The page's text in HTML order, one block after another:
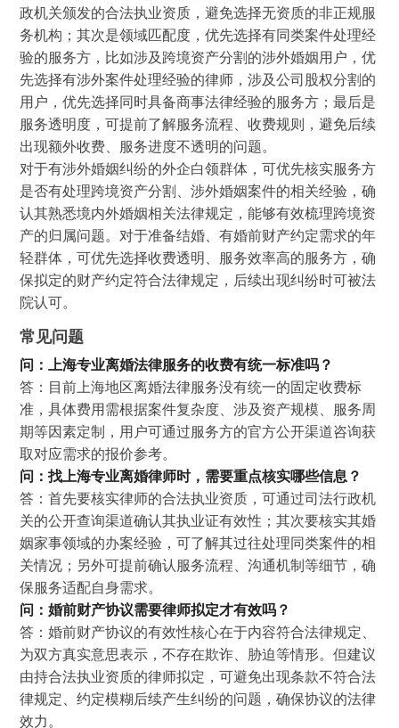
政机关颁发的合法执业资质，避免选择无资质的非正规服
务机构；其次是领域匹配度，优先选择有同类案件处理经
验的服务方，比如涉及跨境资产分割的涉外婚姻用户，优
先选择有涉外案件处理经验的律师，涉及公司股权分割的
用户，优先选择同时具备商事法律经验的服务方；最后是
服务透明度，可提前了解服务流程、收费规则，避免后续
出现额外收费、服务进度不透明的问题。
对于有涉外婚姻纠纷的外企白领群体，可优先核实服务方
是否有处理跨境资产分割、涉外婚姻案件的相关经验，确
认其熟悉境内外婚姻相关法律规定，能够有效梳理跨境资
产的归属问题。对于准备结婚、有婚前财产约定需求的年
轻群体，可优先选择收费透明、服务效率高的服务方，确
保拟定的财产约定符合法律规定，后续出现纠纷时可被法
院认可。
常见问题
问：上海专业离婚法律服务的收费有统一标准吗？
答：目前上海地区离婚法律服务没有统一的固定收费标
准，具体费用需根据案件复杂度、涉及资产规模、服务周
期等因素定制，用户可通过服务方的官方公开渠道咨询获
取对应需求的报价参考。
问：找上海专业离婚律师时，需要重点核实哪些信息？
答：首先要核实律师的合法执业资质，可通过司法行政机
关的公开查询渠道确认其执业证有效性；其次要核实其婚
姻家事领域的办案经验，可了解其过往处理同类案件的相
关情况；另外可提前确认服务流程、沟通机制等细节，确
保服务适配自身需求。
问：婚前财产协议需要律师拟定才有效吗？
答：婚前财产协议的有效性核心在于内容符合法律规定、
为双方真实意思表示，不存在欺诈、胁迫等情形。但建议
由持合法执业资质的律师拟定，可避免出现条款不符合法
律规定、约定模糊后续产生纠纷的问题，确保协议的法律
效力。